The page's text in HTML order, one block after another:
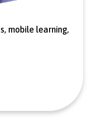
mobile learning,